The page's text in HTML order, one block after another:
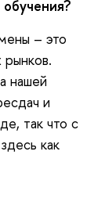
– это
рынков.
нашей
и
так что с
как